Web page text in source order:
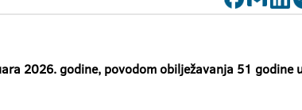
2026. godine, povodom obilježavanja 51 godine